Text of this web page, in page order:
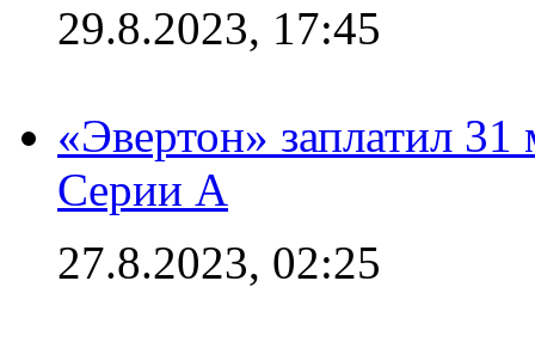
29.8.2023, 17:45
«Эвертон» заплатил
Серии А
27.8.2023, 02:25